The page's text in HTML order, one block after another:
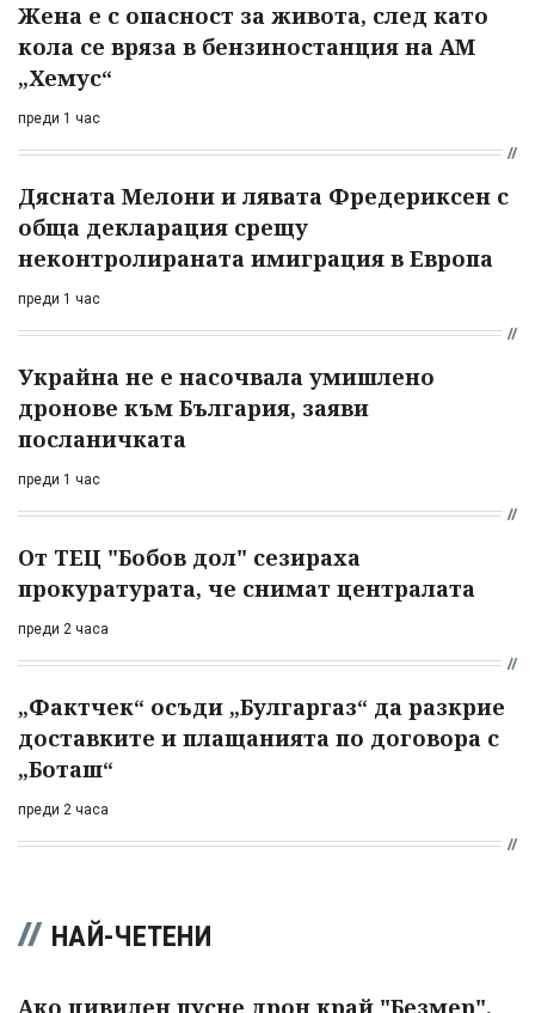
Жена е с опасност за живота, след като
кола се вряза в бензиностанция на АМ
„Хемус“
преди 1 час
Дясната Мелони и лявата Фредериксен с
обща декларация срещу
неконтролираната имиграция в Европа
преди 1 час
Украйна не е насочвала умишлено
дронове към България, заяви
посланичката
преди 1 час
От ТЕЦ "Бобов дол" сезираха
прокуратурата, че снимат централата
преди 2 часа
„Фактчек“ осъди „Булгаргаз“ да разкрие
доставките и плащанията по договора с
„Боташ“
преди 2 часа
НАЙ-ЧЕТЕНИ